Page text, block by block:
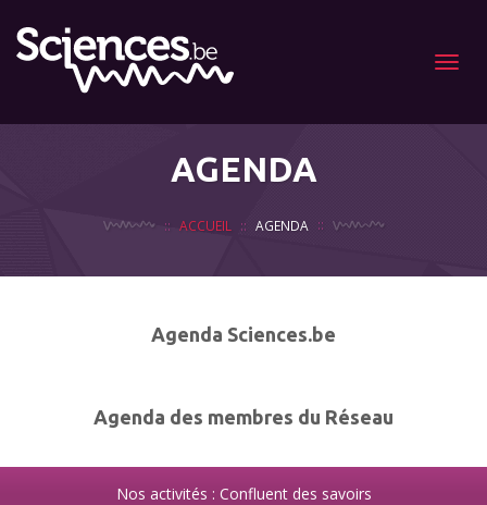
Menu
AGENDA
ACCUEIL AGENDA
Agenda Sciences.be
Agenda des membres du Réseau
Nos activités : Confluent des savoirs